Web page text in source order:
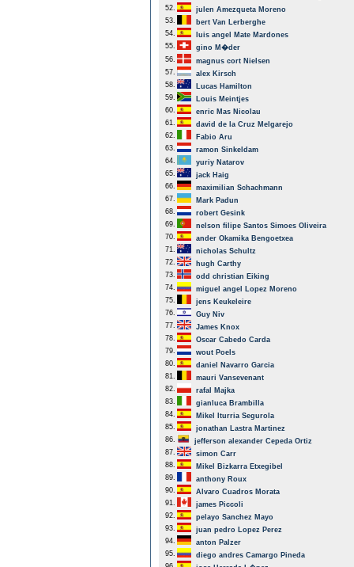
52.
julen Amezqueta Moreno
53.
bert Van Lerberghe
54.
luis angel Mate Mardones
55.
gino M�der
56.
magnus cort Nielsen
57.
alex Kirsch
58.
Lucas Hamilton
59.
Louis Meintjes
60.
enric Mas Nicolau
61.
david de la Cruz Melgarejo
62.
Fabio Aru
63.
ramon Sinkeldam
64.
yuriy Natarov
65.
jack Haig
66.
maximilian Schachmann
67.
Mark Padun
68.
robert Gesink
69.
nelson filipe Santos Simoes Oliveira
70.
ander Okamika Bengoetxea
71.
nicholas Schultz
72.
hugh Carthy
73.
odd christian Eiking
74.
miguel angel Lopez Moreno
75.
jens Keukeleire
76.
Guy Niv
77.
James Knox
78.
Oscar Cabedo Carda
79.
wout Poels
80.
daniel Navarro Garcia
81.
mauri Vansevenant
82.
rafal Majka
83.
gianluca Brambilla
84.
Mikel Iturria Segurola
85.
jonathan Lastra Martinez
86.
jefferson alexander Cepeda Ortiz
87.
simon Carr
88.
Mikel Bizkarra Etxegibel
89.
anthony Roux
90.
Alvaro Cuadros Morata
91.
james Piccoli
92.
pelayo Sanchez Mayo
93.
juan pedro Lopez Perez
94.
anton Palzer
95.
diego andres Camargo Pineda